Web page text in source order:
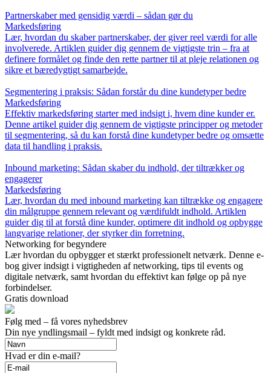
Partnerskaber med gensidig værdi – sådan gør du
Markedsføring
Lær, hvordan du skaber partnerskaber, der giver reel værdi for alle
involverede. Artiklen guider dig gennem de vigtigste trin – fra at
definere formålet og finde den rette partner til at pleje relationen og
sikre et bæredygtigt samarbejde.
Segmentering i praksis: Sådan forstår du dine kundetyper bedre
Markedsføring
Effektiv markedsføring starter med indsigt i, hvem dine kunder er.
Denne artikel guider dig gennem de vigtigste principper og metoder
til segmentering, så du kan forstå dine kundetyper bedre og omsætte
data til handling i praksis.
Inbound marketing: Sådan skaber du indhold, der tiltrækker og
engagerer
Markedsføring
Lær, hvordan du med inbound marketing kan tiltrække og engagere
din målgruppe gennem relevant og værdifuldt indhold. Artiklen
guider dig til at forstå dine kunder, optimere dit indhold og opbygge
langvarige relationer, der styrker din forretning.
Networking for begyndere
Lær hvordan du opbygger et stærkt professionelt netværk. Denne e-
bog giver indsigt i vigtigheden af networking, tips til events og
digitale netværk, samt hvordan du effektivt kan følge op på nye
forbindelser.
Gratis download
Følg med – få vores nyhedsbrev
Din nye yndlingsmail – fyldt med indsigt og konkrete råd.
Hvad er din e-mail?